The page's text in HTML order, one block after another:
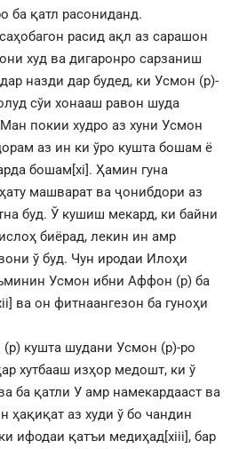
ба қатл расониданд.
расид ақл аз сарашон
худ ва дигаронро сарзаниш
назди дар будед, ки Усмон (р)-
сўи хонааш равон шуда
покии худро аз хуни Усмон
аз ин ки ўро кушта бошам ё
бошам[xi]. Ҳамин гуна
машварат ва ҷонибдори аз
буд. Ў кушиш мекард, ки байни
биёрад, лекин ин амр
ў буд. Чун иродаи Илоҳи
Усмон ибни Аффон (р) ба
ва он фитнаангезон ба гуноҳи
кушта шудани Усмон (р)-ро
хутбааш изҳор медошт, ки ў
ба қатли У амр намекардааст ва
ҳақиқат аз худи ў бо чандин
ифодаи қатъи медиҳад[xiii], бар